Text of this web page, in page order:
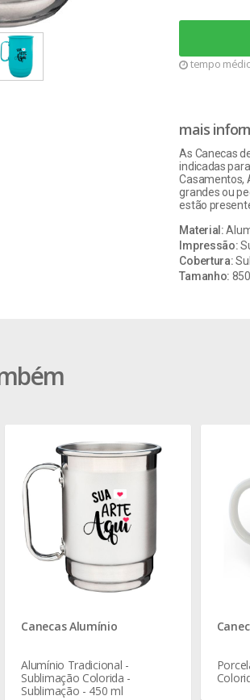
tempo
mais
As Canecas
indicadas
Casamentos,
grandes ou
estão
Material:
Impressão:
Cobertura:
Tamanho:
Canecas Alumínio
Alumínio Tradicional -
Sublimação Colorida -
Sublimação - 450 ml